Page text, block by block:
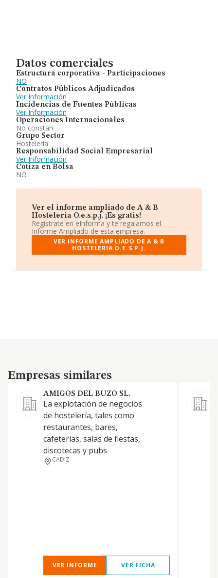
Datos comerciales
Estructura corporativa - Participaciones
NO
Contratos Públicos Adjudicados
Ver Información
Incidencias de Fuentes Públicas
Ver Información
Operaciones Internacionales
No constan
Grupo Sector
Hostelería
Responsabilidad Social Empresarial
Ver Información
Cotiza en Bolsa
NO
Ver el informe ampliado de A & B
Hosteleria O.e.s.p.j. ¡Es gratis!
Regístrate en eInforma y te regalamos el
Informe Ampliado de esta empresa.
VER INFORME AMPLIADO DE A & B
HOSTELERIA O.E.S.P.J.
Empresas similares
Empresas similares
AMIGOS DEL BUZO SL.
La explotación de negocios
de hostelería, tales como
restaurantes, bares,
cafeterías, salas de fiestas,
discotecas y pubs
CADIZ
VER INFORME VER FICHA